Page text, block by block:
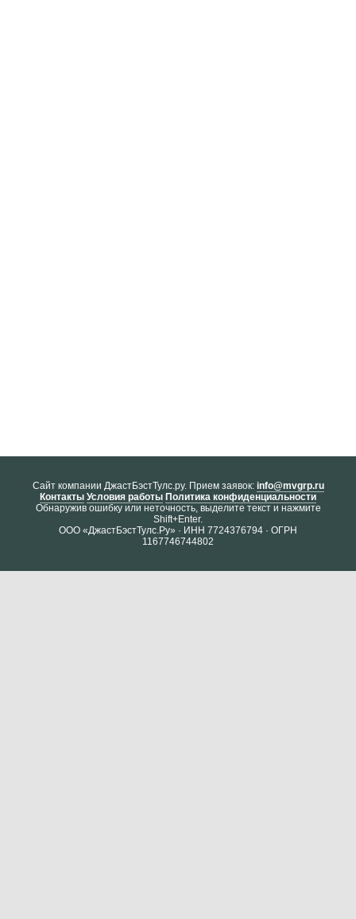
Cайт компании ДжастБэстТулс.ру. Прием заявок: info@mvgrp.ru
Контакты Условия работы Политика конфиденциальности
Обнаружив ошибку или неточность, выделите текст и нажмите
Shift+Enter.
ООО «ДжастБэстТулс.Ру» · ИНН 7724376794 · ОГРН
1167746744802